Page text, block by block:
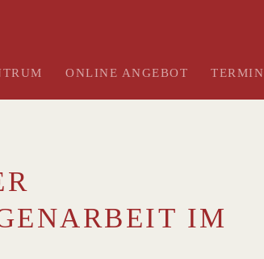
ONLINE ANGEBOT
IM